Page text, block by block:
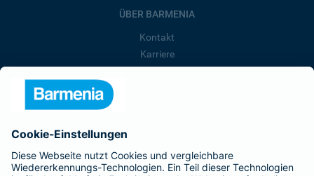
ÜBER BARMENIA
Kontakt
Karriere
Barmenia ist Teil der BarmeniaGothaer
BELIEBTE SEITEN